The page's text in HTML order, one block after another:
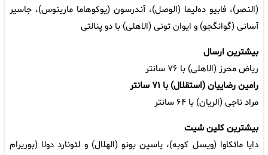
(النصر)، فابیو ده‌لیما (الوصل)، آندرسون (یوکوهاما مارینوس)، جاسیر
آسانی (گوانگجو) و ایوان تونی (الاهلی) با دو پنالتی
بیشترین ارسال
ریاض محرز (الاهلی) با ۷۶ سانتر
رامین رضاییان (استقلال) با ۷۱ سانتر
مراد ناجی (الریان) با ۶۴ سانتر
بیشترین کلین شیت
دایا مائکاوا (ویسل کوبه)، یاسین بونو (الهلال) و لئونارد دولا (بوریرام